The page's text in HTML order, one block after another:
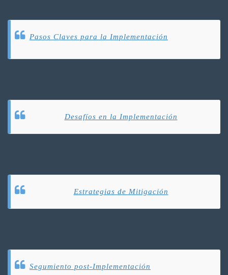
Pasos Claves para la Implementación
Desafíos en la Implementación
Estrategias de Mitigación
Segumiento post-Implementación